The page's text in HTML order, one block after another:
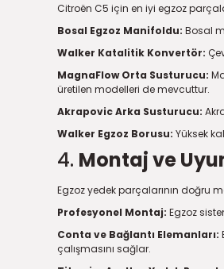
Citroën C5 için en iyi egzoz
Bosal Egzoz Manifoldu: Bosal
Walker Katalitik Konvertör:
MagnaFlow Orta Susturucu:
üretilen modelleri de mevcuttur.
Akrapovic Arka Susturucu:
Walker Egzoz Borusu: Yüksek
4. Montaj ve
Egzoz yedek parçalarının doğru
Profesyonel Montaj: Egzoz
Conta ve Bağlantı Elemanları:
çalışmasını sağlar.